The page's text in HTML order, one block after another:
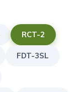
RCT-2
FDT-3SL